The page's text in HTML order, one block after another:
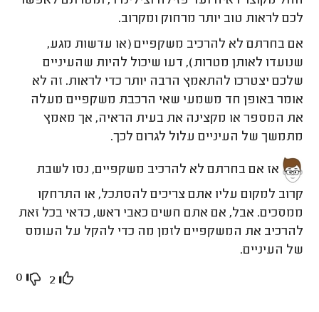
לכם לראות טוב יותר מרחוק ומקרוב.
אם בחרתם לא להרכיב משקפיים (או עדשות מגע,
שנועדו לאותן מטרות), דעו שיכול להיות שהעיניים
שלכם יצטרכו להתאמץ הרבה יותר כדי לראות. זה לא
אומר באופן חד משמעי שאי הרכבת משקפיים מעלה
את המספר או מקצינה את בעית הראיה, אך מאמץ
מתמשך של העיניים עלול לגרום לכך.
אז אם בחרתם לא להרכיב משקפיים, נסו לשבת
קרוב למקום עליו אתם צריכים להסתכל, או התרחקו
ממסכים. אבל, אם אתם חשים כאבי ראש, כדאי בכל זאת
להרכיב את המשקפיים לזמן מה כדי להקל על העומס
של העיניים.
2
0